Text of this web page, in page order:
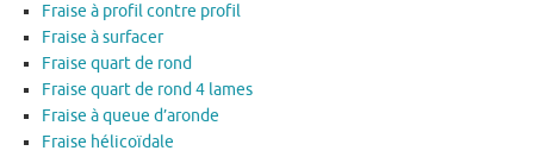
Fraise à profil contre profil
Fraise à surfacer
Fraise quart de rond
Fraise quart de rond 4 lames
Fraise à queue d’aronde
Fraise hélicoïdale